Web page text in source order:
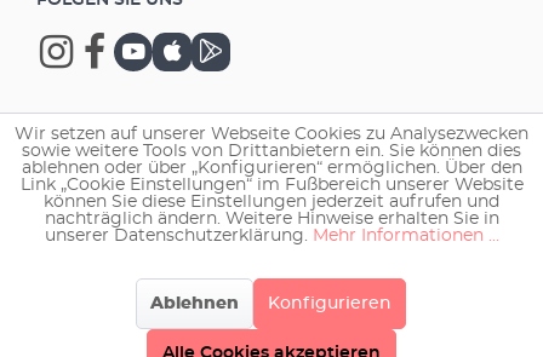
Copyright © 2026 EHEIM GmbH & Co. KG.
Wir setzen auf unserer Webseite Cookies zu Analysezwecken
sowie weitere Tools von Drittanbietern ein. Sie können dies
ablehnen oder über „Konfigurieren“ ermöglichen. Über den
Link „Cookie Einstellungen“ im Fußbereich unserer Website
können Sie diese Einstellungen jederzeit aufrufen und
nachträglich ändern. Weitere Hinweise erhalten Sie in
unserer Datenschutzerklärung. Mehr Informationen ...
Ablehnen Konfigurieren
Alle Cookies akzeptieren